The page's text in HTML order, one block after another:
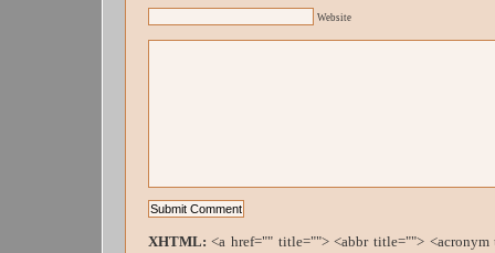
Website
XHTML: <a href="" title=""> <abbr title="">